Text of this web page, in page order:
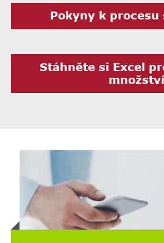
Pokyny k procesu
Stáhněte si Excel
množství